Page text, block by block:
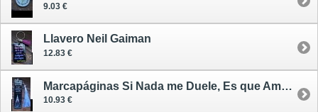
9.03 €
Llavero Neil Gaiman
12.83 €
Marcapáginas Si Nada me Duele, Es que Amanecí Muerta
10.93 €